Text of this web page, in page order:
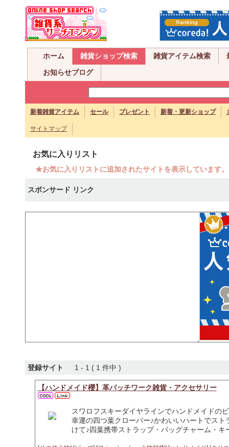
ホーム 雑貨ショップ検索 雑貨アイテム検索
お知らせブログ
新着雑貨アイテム セール プレゼント 新着・更新ショップ
サイトマップ
お気に入りリスト
★お気に入りリストに追加されたサイトを表示しています
スポンサード リンク
登録サイト 1 - 1 ( 1 件中 )
【ハンドメイド櫻】革パッチワーク雑貨・アクセサリー
スワロフスキーダイヤラインでハンドメイドの
幸運の四つ葉クローバー♪かわいいハートでス
けて♪四葉携帯ストラップ・バッグチャーム・キ